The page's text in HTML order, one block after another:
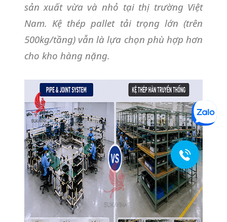
sản xuất vừa và nhỏ tại thị trường Việt
Nam. Kệ thép pallet tải trọng lớn (trên
500kg/tầng) vẫn là lựa chọn phù hợp hơn
cho kho hàng nặng.